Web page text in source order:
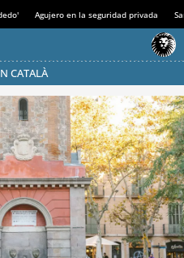
Agujero en la seguridad privada
CATALÀ